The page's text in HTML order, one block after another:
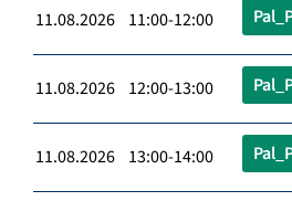
11.08.2026 11:00-12:00
11.08.2026 12:00-13:00
11.08.2026 13:00-14:00